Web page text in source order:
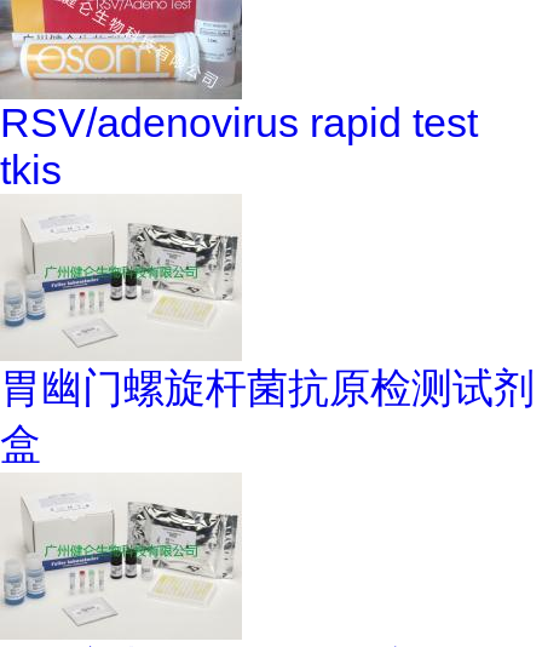
RSV/adenovirus rapid test
tkis
胃幽门螺旋杆菌抗原检测试剂
盒